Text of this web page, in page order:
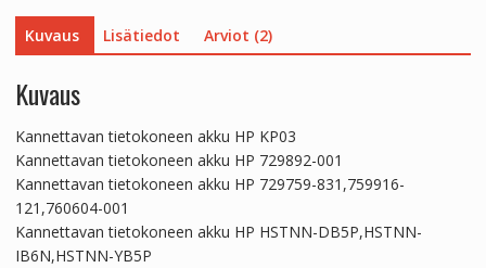
Kuvaus Lisätiedot Arviot (2)
Kuvaus
Kannettavan tietokoneen akku HP KP03
Kannettavan tietokoneen akku HP 729892-001
Kannettavan tietokoneen akku HP 729759-831,759916-
121,760604-001
Kannettavan tietokoneen akku HP HSTNN-DB5P,HSTNN-
IB6N,HSTNN-YB5P